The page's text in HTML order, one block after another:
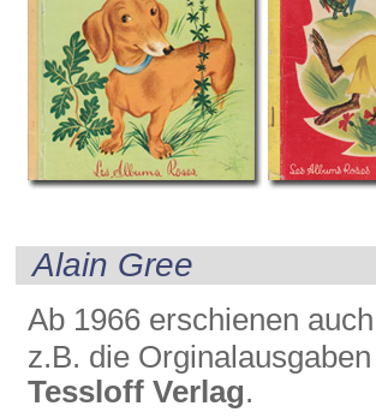
Alain Gree
Ab 1966 erschienen
z.B. die
Tessloff Verlag.